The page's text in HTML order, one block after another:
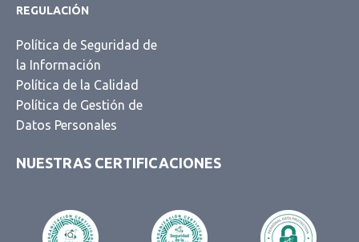
REGULACIÓN
Política de Seguridad de
la Información
Política de la Calidad
Política de Gestión de
Datos Personales
NUESTRAS CERTIFICACIONES